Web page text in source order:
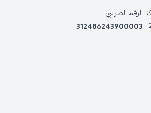
الرقم الضريبي
312486243900003